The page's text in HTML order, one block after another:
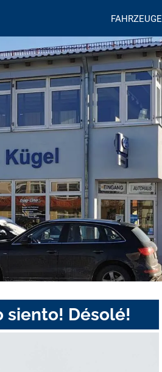
FAHRZEUGE
siento! Désolé!